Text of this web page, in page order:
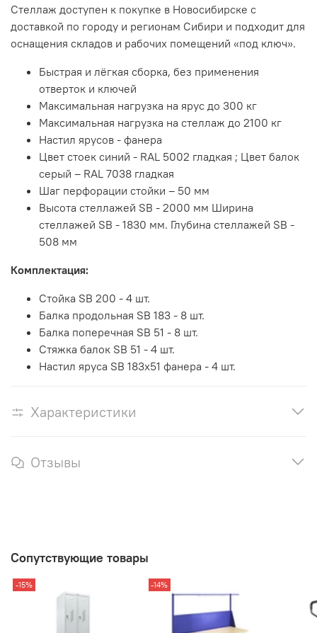
Стеллаж доступен к покупке в Новосибирске с
доставкой по городу и регионам Сибири и подходит для
оснащения складов и рабочих помещений «под ключ».
Быстрая и лёгкая сборка, без применения
отверток и ключей
Максимальная нагрузка на ярус до 300 кг
Максимальная нагрузка на стеллаж до 2100 кг
Настил ярусов - фанера
Цвет стоек синий - RAL 5002 гладкая ; Цвет балок
серый – RAL 7038 гладкая
Шаг перфорации стойки – 50 мм
Высота стеллажей SB - 2000 мм Ширина
стеллажей SB - 1830 мм. Глубина стеллажей SB -
508 мм
Комплектация:
Стойка SB 200 - 4 шт.
Балка продольная SB 183 - 8 шт.
Балка поперечная SB 51 - 8 шт.
Стяжка балок SB 51 - 4 шт.
Настил яруса SB 183х51 фанера - 4 шт.
Характеристики
Отзывы
Сопутствующие товары
-15% -14%